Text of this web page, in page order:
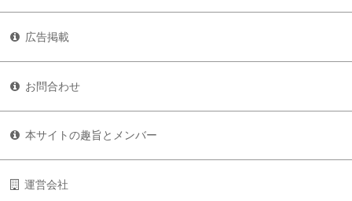
広告掲載
お問合わせ
本サイトの趣旨とメンバー
運営会社